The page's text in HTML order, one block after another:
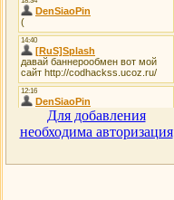
Для добавления
необходима авторизация